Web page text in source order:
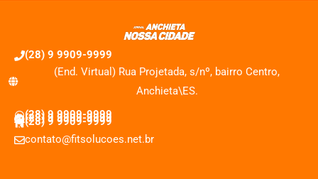
(28) 9 9909-9999
(End. Virtual) Rua Projetada, s/nº, bairro Centro,
Anchieta\ES.
(28) 9 9909-9999
(28) 9 9909-9999
(28) 9 9909-9999
contato@fitsolucoes.net.br